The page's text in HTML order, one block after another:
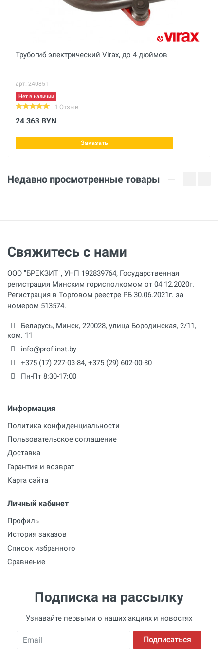
Трубогиб электрический Virax, до 4 дюймов
арт. 240851
Нет в наличии
1 Отзыв
24 363 BYN
Заказать
Недавно просмотренные товары
Свяжитесь с нами
ООО "БРЕКЗИТ", УНП 192839764, Государственная
регистрация Минским горисполкомом от 04.12.2020г.
Регистрация в Торговом реестре РБ 30.06.2021г. за
номером 513574.
Беларусь, Минск, 220028, улица Бородинская, 2/11,
ком. 11
info@prof-inst.by
+375 (17) 227-03-84, +375 (29) 602-00-80
Пн-Пт 8:30-17:00
Информация
Политика конфиденциальности
Пользовательское соглашение
Доставка
Гарантия и возврат
Карта сайта
Личный кабинет
Профиль
История заказов
Список избранного
Сравнение
Подписка на рассылку
Узнавайте первыми о наших акциях и новостях
Email Подписаться